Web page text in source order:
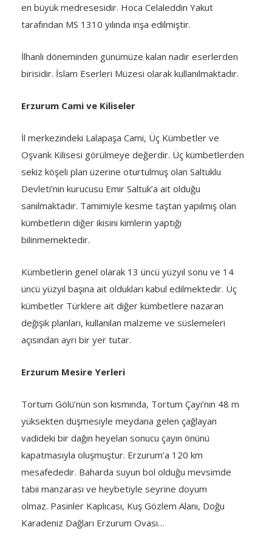
en büyük medresesidir. Hoca Celaleddin Yakut
tarafından MS 1310 yılında inşa edilmiştir.
İlhanlı döneminden günümüze kalan nadir eserlerden
birisidir. İslam Eserleri Müzesi olarak kullanılmaktadır.
Erzurum Cami ve Kiliseler
İl merkezindeki Lalapaşa Cami, Üç Kümbetler ve
Oşvank Kilisesi görülmeye değerdir. Üç kümbetlerden
sekiz köşeli plan üzerine oturtulmuş olan Saltuklu
Devleti’nin kurucusu Emir Saltuk’a ait olduğu
sanılmaktadır. Tamimiyle kesme taştan yapılmış olan
kümbetlerin diğer ikisini kimlerin yaptığı
bilinmemektedir.
Kümbetlerin genel olarak 13 üncü yüzyıl sonu ve 14
üncü yüzyıl başına ait oldukları kabul edilmektedir. Üç
kümbetler Türklere ait diğer kümbetlere nazaran
değişik planları, kullanılan malzeme ve süslemeleri
açısından ayrı bir yer tutar.
Erzurum Mesire Yerleri
Tortum Gölü’nün son kısmında, Tortum Çayı’nın 48 m
yüksekten düşmesiyle meydana gelen çağlayan
vadideki bir dağın heyelan sonucu çayın önünü
kapatmasıyla oluşmuştur. Erzurum’a 120 km
mesafededir. Baharda suyun bol olduğu mevsimde
tabii manzarası ve heybetiyle seyrine doyum
olmaz. Pasinler Kaplıcası, Kuş Gözlem Alanı, Doğu
Karadeniz Dağları Erzurum Ovası…